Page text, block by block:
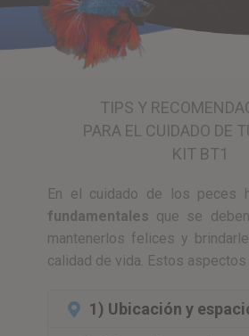
TIPS Y
PARA EL CUIDADO DE
KIT BT1
En el cuidado de los peces
fundamentales que se
mantenerlos felices y
calidad de vida. Estos aspectos
1) Ubicación y